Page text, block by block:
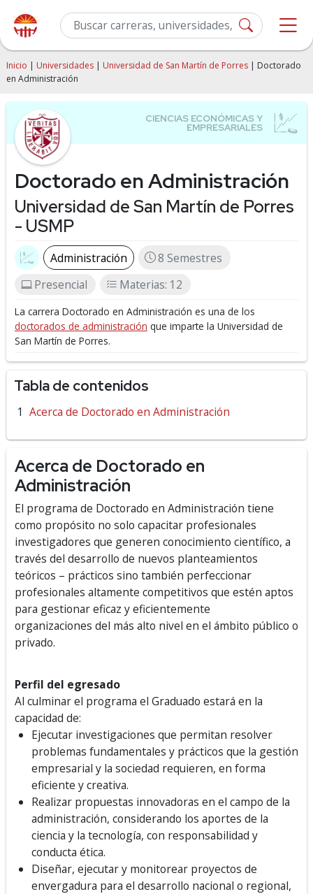
Inicio | Universidades | Universidad de San Martín de Porres | Doctorado
en Administración
Doctorado en Administración
Universidad de San Martín de Porres
- USMP
Administración
8 Semestres
Presencial
Materias: 12
La carrera Doctorado en Administración es una de los
doctorados de administración que imparte la Universidad de
San Martín de Porres.
Tabla de contenidos
Acerca de Doctorado en Administración
Acerca de Doctorado en
Administración
El programa de Doctorado en Administración tiene
como propósito no solo capacitar profesionales
investigadores que generen conocimiento científico, a
través del desarrollo de nuevos planteamientos
teóricos – prácticos sino también perfeccionar
profesionales altamente competitivos que estén aptos
para gestionar eficaz y eficientemente
organizaciones del más alto nivel en el ámbito público o
privado.
Perfil del egresado
Al culminar el programa el Graduado estará en la
capacidad de:
Ejecutar investigaciones que permitan resolver
problemas fundamentales y prácticos que la gestión
empresarial y la sociedad requieren, en forma
eficiente y creativa.
Realizar propuestas innovadoras en el campo de la
administración, considerando los aportes de la
ciencia y la tecnología, con responsabilidad y
conducta ética.
Diseñar, ejecutar y monitorear proyectos de
envergadura para el desarrollo nacional o regional,